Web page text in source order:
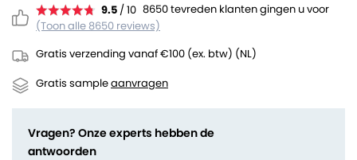
9.5 / 10 8650 tevreden klanten gingen u voor
(Toon alle 8650 reviews)
Gratis verzending vanaf €100 (ex. btw) (NL)
Gratis sampleaanvragen
Vragen? Onze experts hebben de
antwoorden